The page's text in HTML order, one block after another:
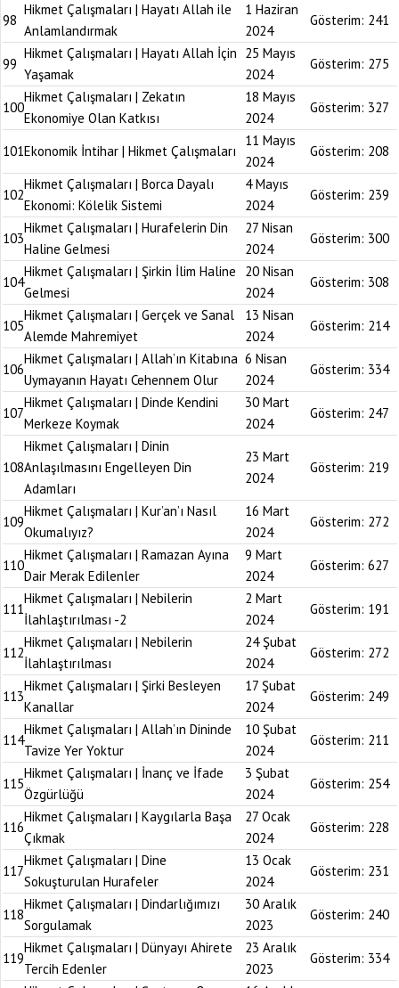
98
Hikmet Çalışmaları | Hayatı Allah ile
Anlamlandırmak
1 Haziran
2024
Gösterim: 241
99
Hikmet Çalışmaları | Hayatı Allah İçin
Yaşamak
25 Mayıs
2024
Gösterim: 275
100
Hikmet Çalışmaları | Zekatın
Ekonomiye Olan Katkısı
18 Mayıs
2024
Gösterim: 327
101Ekonomik İntihar | Hikmet Çalışmaları
11 Mayıs
2024
Gösterim: 208
102
Hikmet Çalışmaları | Borca Dayalı
Ekonomi: Kölelik Sistemi
4 Mayıs
2024
Gösterim: 239
103
Hikmet Çalışmaları | Hurafelerin Din
Haline Gelmesi
27 Nisan
2024
Gösterim: 300
104
Hikmet Çalışmaları | Şirkin İlim Haline
Gelmesi
20 Nisan
2024
Gösterim: 308
105
Hikmet Çalışmaları | Gerçek ve Sanal
Alemde Mahremiyet
13 Nisan
2024
Gösterim: 214
106
Hikmet Çalışmaları | Allah’ın Kitabına
Uymayanın Hayatı Cehennem Olur
6 Nisan
2024
Gösterim: 334
107
Hikmet Çalışmaları | Dinde Kendini
Merkeze Koymak
30 Mart
2024
Gösterim: 247
108
Hikmet Çalışmaları | Dinin
Anlaşılmasını Engelleyen Din
Adamları
23 Mart
2024
Gösterim: 219
109
Hikmet Çalışmaları | Kur’an’ı Nasıl
Okumalıyız?
16 Mart
2024
Gösterim: 272
110
Hikmet Çalışmaları | Ramazan Ayına
Dair Merak Edilenler
9 Mart
2024
Gösterim: 627
111
Hikmet Çalışmaları | Nebilerin
İlahlaştırılması -2
2 Mart
2024
Gösterim: 191
112
Hikmet Çalışmaları | Nebilerin
İlahlaştırılması
24 Şubat
2024
Gösterim: 272
113
Hikmet Çalışmaları | Şirki Besleyen
Kanallar
17 Şubat
2024
Gösterim: 249
114
Hikmet Çalışmaları | Allah’ın Dininde
Tavize Yer Yoktur
10 Şubat
2024
Gösterim: 211
115
Hikmet Çalışmaları | İnanç ve İfade
Özgürlüğü
3 Şubat
2024
Gösterim: 254
116
Hikmet Çalışmaları | Kaygılarla Başa
Çıkmak
27 Ocak
2024
Gösterim: 228
117
Hikmet Çalışmaları | Dine
Sokuşturulan Hurafeler
13 Ocak
2024
Gösterim: 231
118
Hikmet Çalışmaları | Dindarlığımızı
Sorgulamak
30 Aralık
2023
Gösterim: 240
119
Hikmet Çalışmaları | Dünyayı Ahirete
Tercih Edenler
23 Aralık
2023
Gösterim: 334